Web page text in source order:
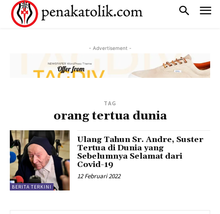
- Advertisement -
TAG
orang tertua dunia
BERITA TERKINI
Ulang Tahun Sr. Andre, Suster
Tertua di Dunia yang
Sebelumnya Selamat dari
Covid-19
12 Februari 2022